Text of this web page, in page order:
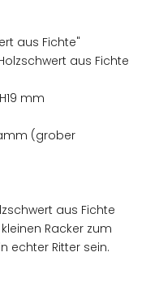
aus Fichte"
aus Fichte
mm
(grober
aus Fichte
Racker zum
echter Ritter sein.